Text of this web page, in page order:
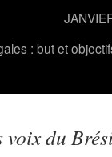
: but et
voix du